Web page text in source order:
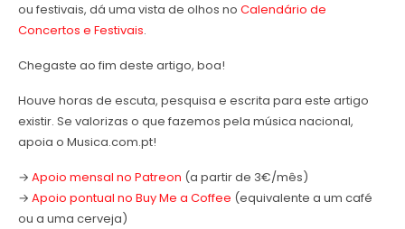
ou festivais, dá uma vista de olhos no Calendário de
Concertos e Festivais.
Chegaste ao fim deste artigo, boa!
Houve horas de escuta, pesquisa e escrita para este artigo
existir. Se valorizas o que fazemos pela música nacional,
apoia o Musica.com.pt!
→ Apoio mensal no Patreon (a partir de 3€/mês)
→ Apoio pontual no Buy Me a Coffee (equivalente a um café
ou a uma cerveja)